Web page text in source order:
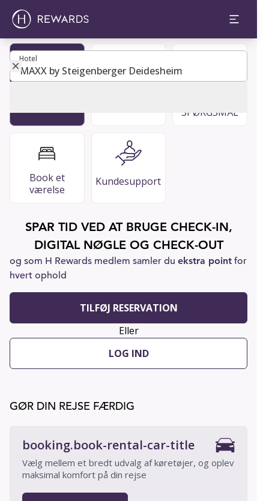
Hotel
Hotel
SPØRGSMÅL
Book et
værelse
Kundesupport
SPAR TID VED AT BRUGE CHECK-IN,
DIGITAL NØGLE OG CHECK-OUT
og som H Rewards medlem samler du ekstra point for
hvert ophold
TILFØJ RESERVATION
Eller
LOG IND
GØR DIN REJSE FÆRDIG
booking.book-rental-car-title
Vælg mellem et bredt udvalg af køretøjer, og oplev
maksimal komfort på din rejse